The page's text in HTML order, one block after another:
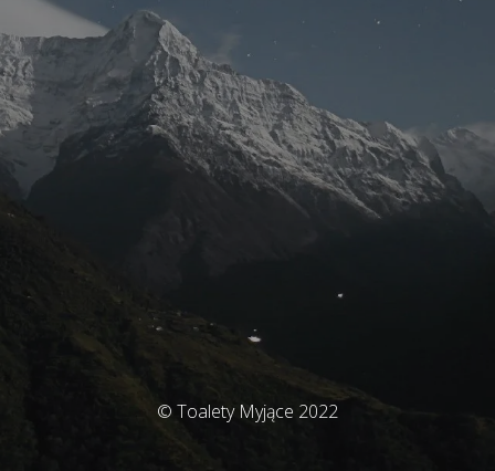
© Toalety Myjące 2022